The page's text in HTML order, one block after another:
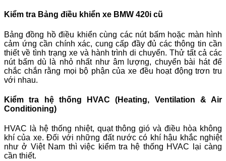
Kiểm tra Bảng điều khiển xe BMW 420i cũ
Bảng đồng hồ điều khiển cùng các nút bấm hoặc màn hình
cảm ứng cần chính xác, cung cấp đầy đủ các thông tin cần
thiết về tình trạng xe và hành trình di chuyển. Thử tất cả các
nút bấm dù là nhỏ nhất như âm lượng, chuyển bài hát để
chắc chắn rằng mọi bộ phận của xe đều hoạt động trơn tru
với nhau.
Kiểm tra hệ thống HVAC (Heating, Ventilation & Air
Conditioning)
HVAC là hệ thống nhiệt, quạt thông gió và điều hòa không
khí của xe. Đối với những đất nước có khí hậu khắc nghiệt
như ở Việt Nam thì việc kiểm tra hệ thống HVAC lại càng
cần thiết.